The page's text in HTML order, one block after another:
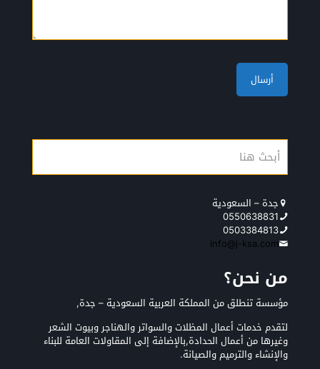
جدة – السعودية
0550638831
0503384813
info@j-ksa.com
من نحن؟
مؤسسة تنطلق من المملكة العربية السعودية – جدة,
لتقدم خدمات أعمال المظلات والسواتر والهناجر وبيوت الشعر
وغيرها من أعمال الحدادة,بالإضافة إلى المقاولات العامة للبناء
والإنشاء والترميم والصيانة.